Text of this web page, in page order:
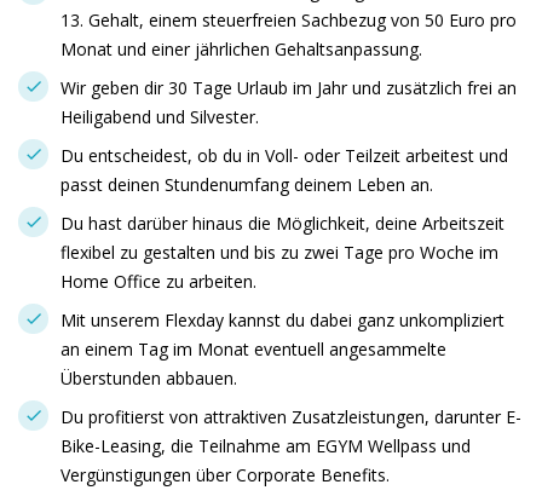
13. Gehalt, einem steuerfreien Sachbezug von 50 Euro pro
Monat und einer jährlichen Gehaltsanpassung.
Wir geben dir 30 Tage Urlaub im Jahr und zusätzlich frei an
Heiligabend und Silvester.
Du entscheidest, ob du in Voll- oder Teilzeit arbeitest und
passt deinen Stundenumfang deinem Leben an.
Du hast darüber hinaus die Möglichkeit, deine Arbeitszeit
flexibel zu gestalten und bis zu zwei Tage pro Woche im
Home Office zu arbeiten.
Mit unserem Flexday kannst du dabei ganz unkompliziert
an einem Tag im Monat eventuell angesammelte
Überstunden abbauen.
Du profitierst von attraktiven Zusatzleistungen, darunter E-
Bike-Leasing, die Teilnahme am EGYM Wellpass und
Vergünstigungen über Corporate Benefits.